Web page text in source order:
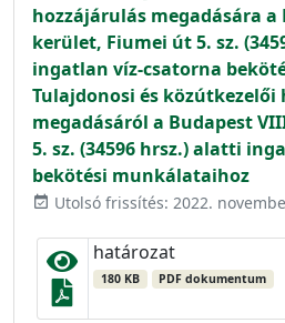
hozzájárulás megadására a
kerület, Fiumei út 5. sz.
ingatlan víz-csatorna
Tulajdonosi és közútkezelői
megadásáról a Budapest
5. sz. (34596 hrsz.) alatti
bekötési munkálataihoz
event_available Utolsó frissítés: 2022.
határozat
180 KB PDF dokumentum